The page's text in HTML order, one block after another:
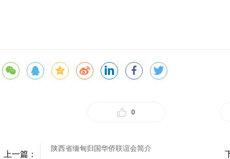
0
上一篇：
陕西省缅甸归国华侨联谊会简介